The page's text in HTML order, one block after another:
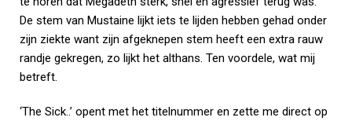
De stem van Mustaine lijkt iets te lijden hebben gehad onder
zijn ziekte want zijn afgeknepen stem heeft een extra rauw
randje gekregen, zo lijkt het althans. Ten voordele, wat mij
betreft.
‘The Sick..’ opent met het titelnummer en zette me direct op